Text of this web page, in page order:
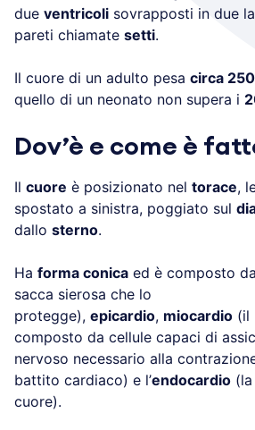
due ventricoli sovrapposti in due
pareti chiamate setti.
Il cuore di un adulto pesa circa
quello di un neonato non supera i
Dov’è e come è
Il cuore è posizionato nel torace,
spostato a sinistra, poggiato sul
dallo sterno.
Ha forma conica ed è composto da
sacca sierosa che lo
protegge), epicardio, miocardio (il
composto da cellule capaci di
nervoso necessario alla
battito cardiaco) e l’endocardio
cuore).